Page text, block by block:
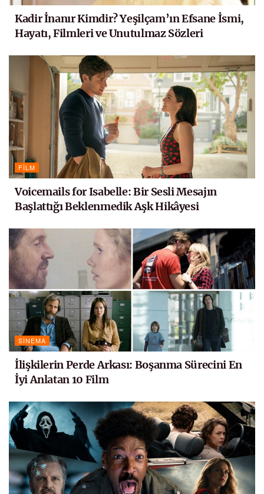
Kadir İnanır Kimdir? Yeşilçam’ın Efsane İsmi,
Hayatı, Filmleri ve Unutulmaz Sözleri
FILM
Voicemails for Isabelle: Bir Sesli Mesajın
Başlattığı Beklenmedik Aşk Hikâyesi
SINEMA
İlişkilerin Perde Arkası: Boşanma Sürecini En
İyi Anlatan 10 Film